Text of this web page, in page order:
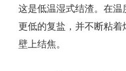
这是低温湿式结渣。在
更低的复盐，并不断粘
壁上结焦。